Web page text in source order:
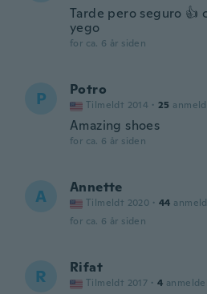
Tarde pero seguro 👍
yego
for ca. 6 år siden
P Potro
Tilmeldt 2014 · 25
Amazing shoes
for ca. 6 år siden
A Annette
Tilmeldt 2020 · 44
for ca. 6 år siden
R Rifat
Tilmeldt 2017 · 4